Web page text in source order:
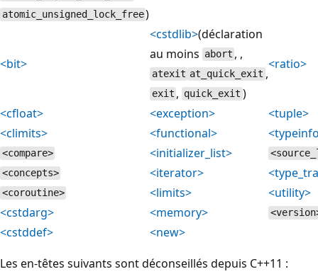
atomic_unsigned_lock_free)
<bit>
<cstdlib>(déclaration
au moins abort , ,
atexit at_quick_exit ,
exit , quick_exit )
<ratio>
<cfloat> <exception>
<tuple>
<climits>
<functional>
<compare> <initializer_list>
<concepts>
<iterator>
<coroutine> <limits>
<utility>
<cstdarg>
<memory>
<cstddef>
<new>
Les en-têtes suivants sont déconseillés depuis C++11 :